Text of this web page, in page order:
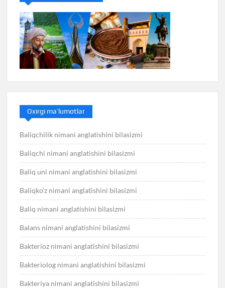
Oxirgi ma’lumotlar
Baliqchilik nimani anglatishini bilasizmi
Baliqchi nimani anglatishini bilasizmi
Baliq uni nimani anglatishini bilasizmi
Baliqko’z nimani anglatishini bilasizmi
Baliq nimani anglatishini bilasizmi
Balans nimani anglatishini bilasizmi
Bakterioz nimani anglatishini bilasizmi
Bakteriolog nimani anglatishini bilasizmi
Bakteriya nimani anglatishini bilasizmi